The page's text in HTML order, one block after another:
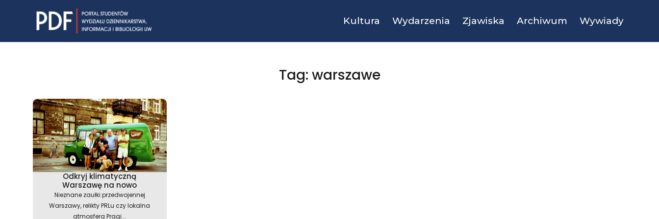
Kultura Wydarzenia Zjawiska Archiwum Wywiady
Tag: warszawe
Odkryj klimatyczną
Warszawę na nowo
Nieznane zaułki przedwojennej
Warszawy, relikty PRLu czy lokalna
atmosfera Pragi...